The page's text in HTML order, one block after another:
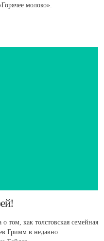
молоко».
том, как толстовская семейная
Гримм в недавно